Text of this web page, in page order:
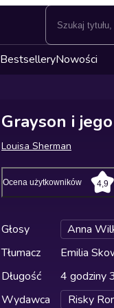
BestselleryNowości
Grayson i
Louisa Sherman
Ocena użytkowników 4,9
Głosy Anna
Tłumacz
Emilia
Długość
4 godziny
Wydawca
Risky